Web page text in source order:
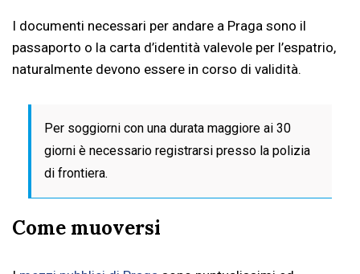
I documenti necessari per andare a Praga sono il
passaporto o la carta d’identità valevole per l’espatrio,
naturalmente devono essere in corso di validità.
Per soggiorni con una durata maggiore ai 30
giorni è necessario registrarsi presso la polizia
di frontiera.
Come muoversi